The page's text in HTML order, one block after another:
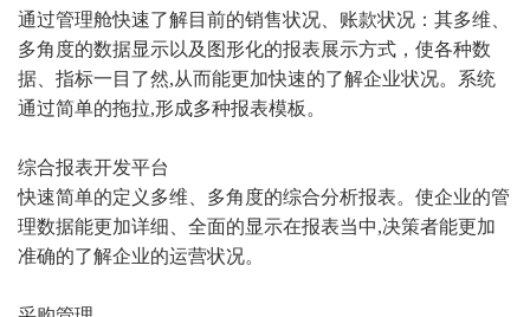
通过管理舱快速了解目前的销售状况、账款状况：其多维、
多角度的数据显示以及图形化的报表展示方式，使各种数
据、指标一目了然,从而能更加快速的了解企业状况。系统
通过简单的拖拉,形成多种报表模板。
综合报表开发平台
快速简单的定义多维、多角度的综合分析报表。使企业的管
理数据能更加详细、全面的显示在报表当中,决策者能更加
准确的了解企业的运营状况。